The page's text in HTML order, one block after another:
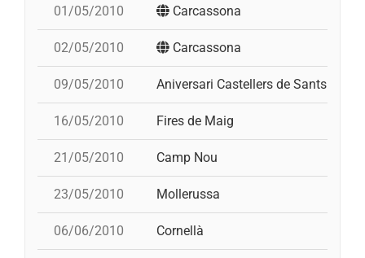
01/05/2010 Carcassona
02/05/2010 Carcassona
09/05/2010 Aniversari Castellers de Sants
16/05/2010 Fires de Maig
21/05/2010 Camp Nou
23/05/2010 Mollerussa
06/06/2010 Cornellà